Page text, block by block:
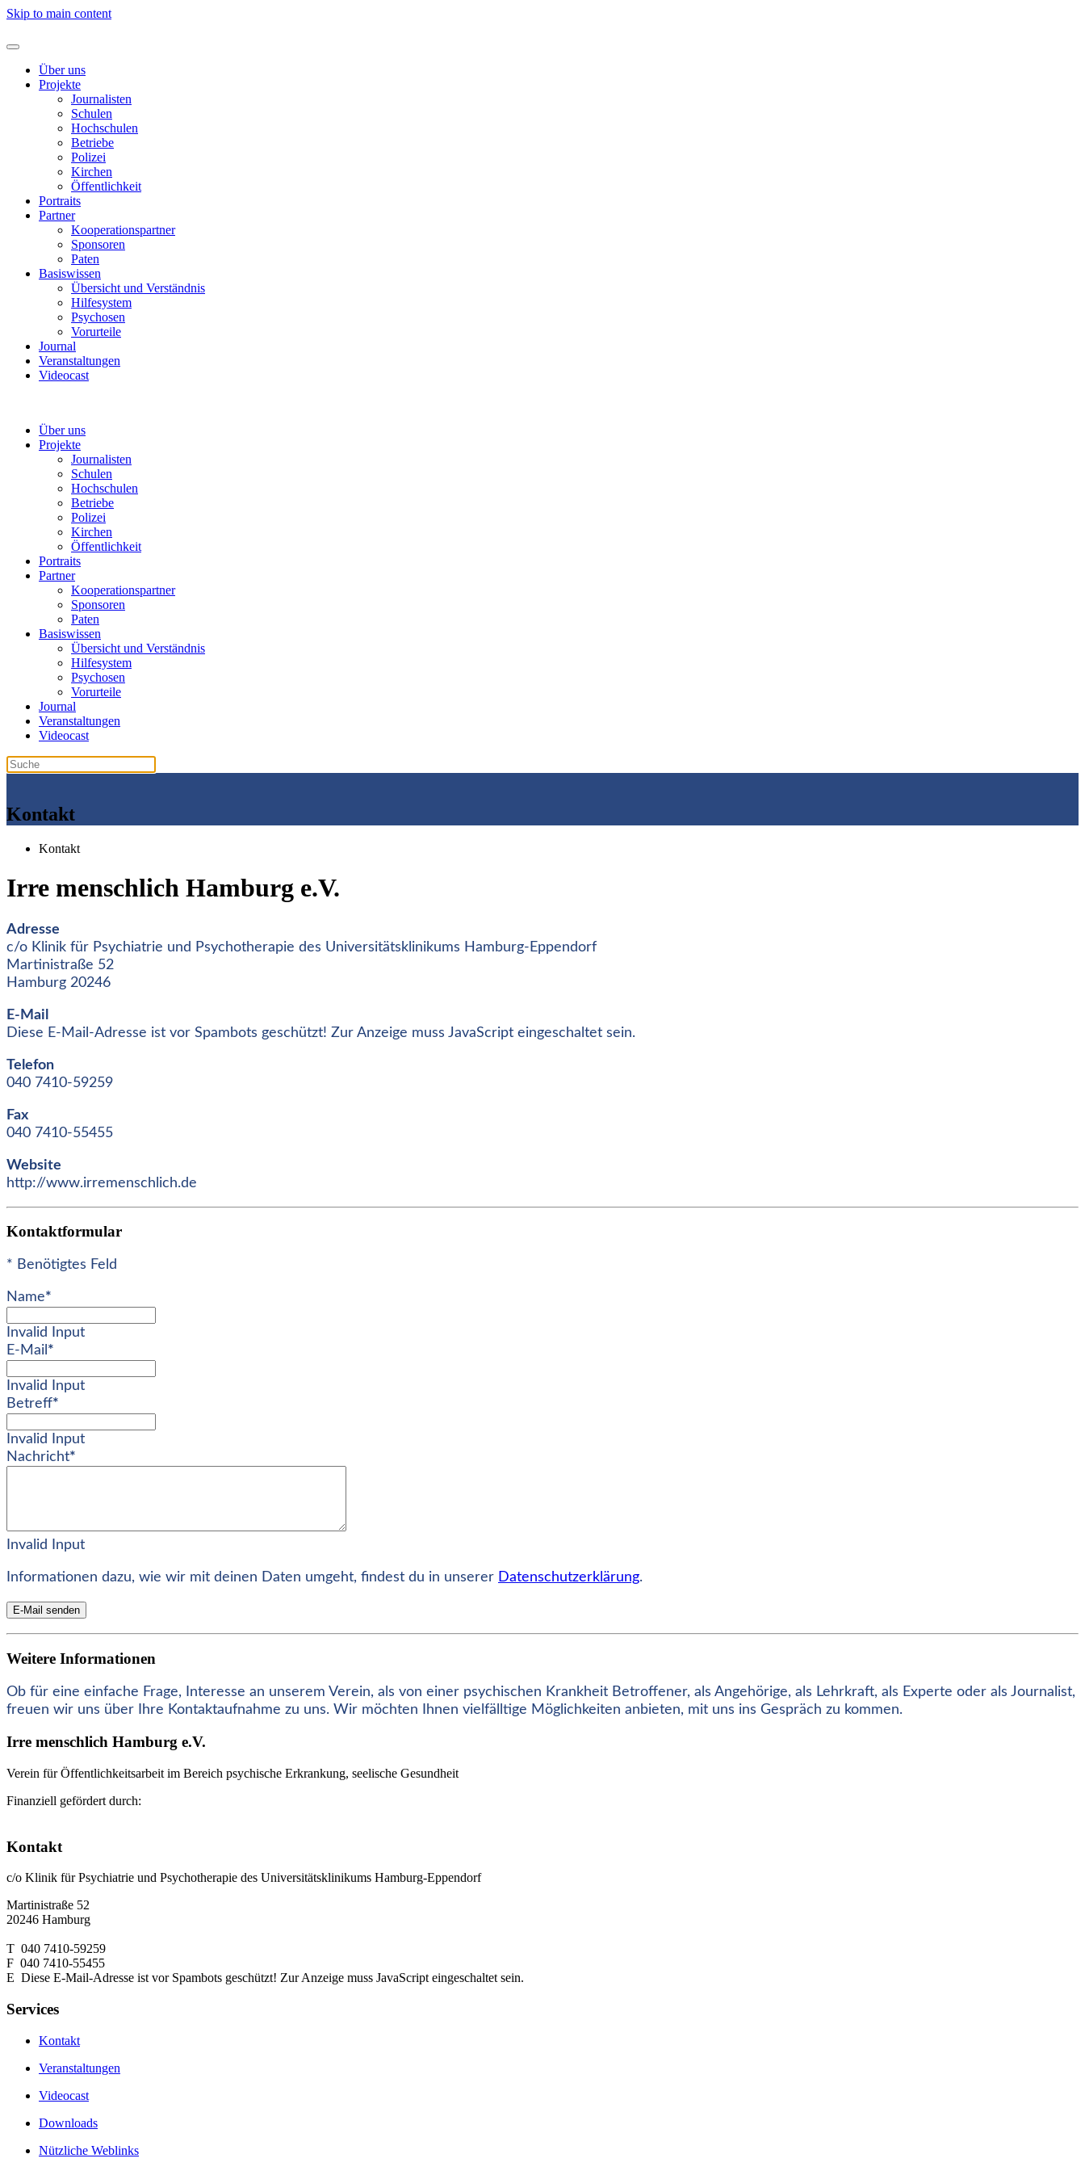
Skip to main content
Über uns
Projekte
Journalisten
Schulen
Hochschulen
Betriebe
Polizei
Kirchen
Öffentlichkeit
Portraits
Partner
Kooperationspartner
Sponsoren
Paten
Basiswissen
Übersicht und Verständnis
Hilfesystem
Psychosen
Vorurteile
Journal
Veranstaltungen
Videocast
Über uns
Projekte
Journalisten
Schulen
Hochschulen
Betriebe
Polizei
Kirchen
Öffentlichkeit
Portraits
Partner
Kooperationspartner
Sponsoren
Paten
Basiswissen
Übersicht und Verständnis
Hilfesystem
Psychosen
Vorurteile
Journal
Veranstaltungen
Videocast
Kontakt
Kontakt
Irre menschlich Hamburg e.V.
Adresse
c/o Klinik für Psychiatrie und Psychotherapie des Universitätsklinikums Hamburg-Eppendorf
Martinistraße 52
Hamburg 20246
E-Mail
Diese E-Mail-Adresse ist vor Spambots geschützt! Zur Anzeige muss JavaScript eingeschaltet sein.
Telefon
040 7410-59259
Fax
040 7410-55455
Website
http://www.irremenschlich.de
Kontaktformular
* Benötigtes Feld
Name*
Invalid Input
E-Mail *
Invalid Input
Betreff*
Invalid Input
Nachricht*
Invalid Input
Informationen dazu, wie wir mit deinen Daten umgeht, findest du in unserer Datenschutzerklärung.
E-Mail senden
Weitere Informationen
Ob für eine einfache Frage, Interesse an unserem Verein, als von einer psychischen Krankheit Betroffener, als Angehörige, als Lehrkraft, als Experte oder als Journalist,
freuen wir uns über Ihre Kontaktaufnahme zu uns. Wir möchten Ihnen vielfälltige Möglichkeiten anbieten, mit uns ins Gespräch zu kommen.
Irre menschlich Hamburg e.V.
Verein für Öffentlichkeitsarbeit im Bereich psychische Erkrankung, seelische Gesundheit
Finanziell gefördert durch:
Kontakt
c/o Klinik für Psychiatrie und Psychotherapie des Universitätsklinikums Hamburg-Eppendorf
Martinistraße 52
20246 Hamburg
T 040 7410-59259
F 040 7410-55455
E Diese E-Mail-Adresse ist vor Spambots geschützt! Zur Anzeige muss JavaScript eingeschaltet sein.
Services
Kontakt
Veranstaltungen
Videocast
Downloads
Nützliche Weblinks